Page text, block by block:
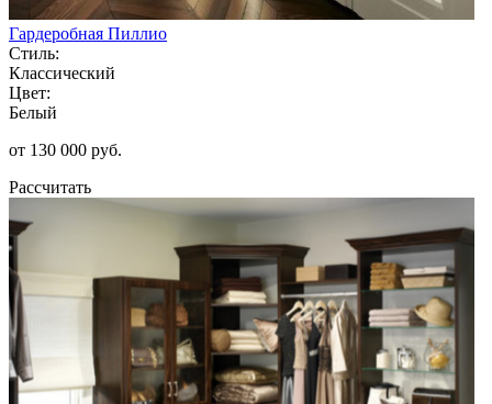
Гардеробная Пиллио
Стиль:
Классический
Цвет:
Белый
от 130 000 руб.
Рассчитать